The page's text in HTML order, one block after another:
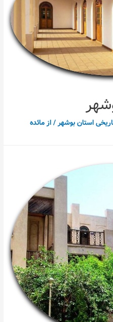
استان بوشهر/ ازمائده